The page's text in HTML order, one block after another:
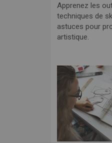
Apprenez les
techniques de
astuces pour
artistique.